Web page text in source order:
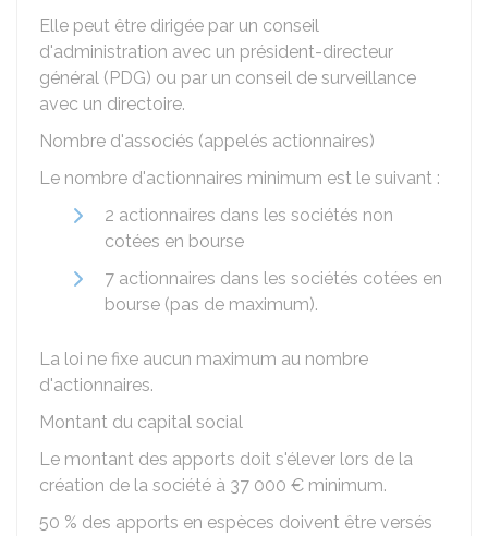
Elle peut être dirigée par un conseil
d'administration avec un président-directeur
général (PDG) ou par un conseil de surveillance
avec un directoire.
Nombre d'associés (appelés actionnaires)
Le nombre d'actionnaires minimum est le suivant :
2 actionnaires dans les sociétés non
cotées en bourse
7 actionnaires dans les sociétés cotées en
bourse (pas de maximum).
La loi ne fixe aucun maximum au nombre
d'actionnaires.
Montant du capital social
Le montant des apports doit s'élever lors de la
création de la société à 37 000 € minimum.
50 % des apports en espèces doivent être versés